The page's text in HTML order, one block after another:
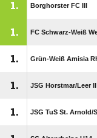
1. Borghorster FC III
1. FC Schwarz-Weiß
1. Grün-Weiß Amisia
1. JSG Horstmar/​Leer II
1. JSG TuS St. Arnold/​